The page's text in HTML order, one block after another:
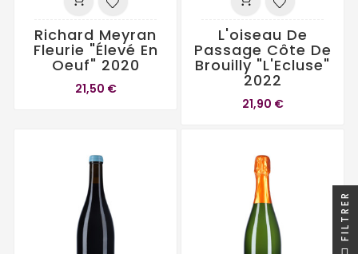
Richard Meyran
Fleurie "élevé En
Oeuf" 2020
21,50 €
L'oiseau De
Passage Côte De
Brouilly "L'Ecluse"
2022
21,90 €
FILTRER